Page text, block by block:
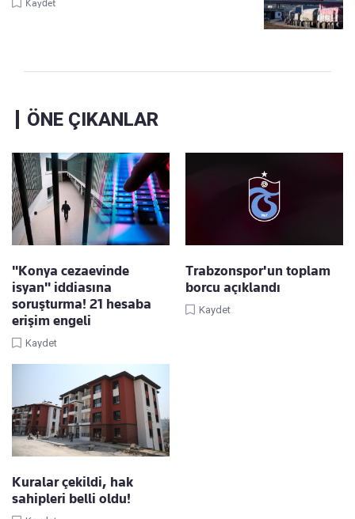
Kaydet
ÖNE ÇIKANLAR
"Konya cezaevinde
isyan" iddiasına
soruşturma! 21 hesaba
erişim engeli
Kaydet
Trabzonspor'un toplam
borcu açıklandı
Kaydet
Kuralar çekildi, hak
sahipleri belli oldu!